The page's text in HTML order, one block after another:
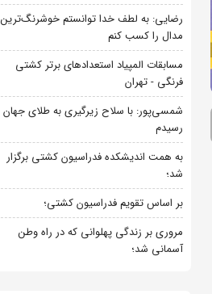
رضایی: به لطف خدا توانستم خوشرنگ‌ترین
مدال را کسب کنم
مسابقات المپیاد استعدادهای برتر کشتی
فرنگی - تهران
شمسی‌پور: با سلاح زیرگیری به طلای جهان
رسیدم
به همت اندیشکده فدراسیون کشتی برگزار
شد؛
بر اساس تقویم فدراسیون کشتی؛
مروری بر زندگی پهلوانی که در راه وطن
آسمانی شد؛